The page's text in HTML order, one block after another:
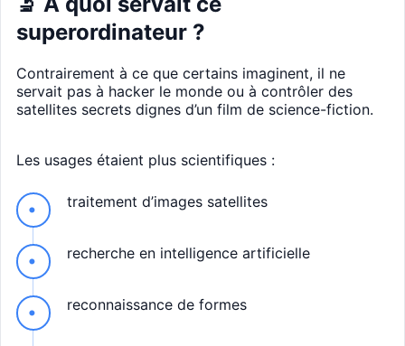
superordinateur ?
Contrairement à ce que certains imaginent, il ne
servait pas à hacker le monde ou à contrôler des
satellites secrets dignes d’un film de science-fiction.
Les usages étaient plus scientifiques :
traitement d’images satellites
recherche en intelligence artificielle
reconnaissance de formes